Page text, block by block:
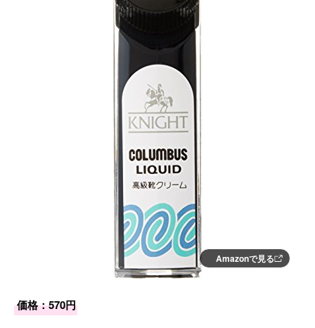
Amazonで見る
価格：570円